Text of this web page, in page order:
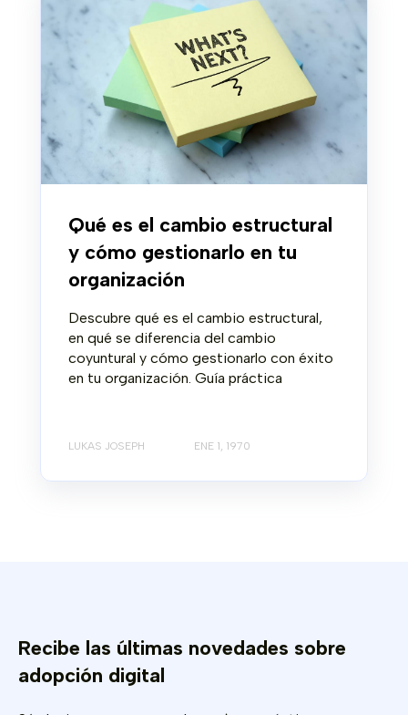
Qué es el cambio estructural
y cómo gestionarlo en tu
organización
Descubre qué es el cambio estructural,
en qué se diferencia del cambio
coyuntural y cómo gestionarlo con éxito
en tu organización. Guía práctica
LUKAS JOSEPH ENE 1, 1970
Recibe las últimas novedades sobre
adopción digital